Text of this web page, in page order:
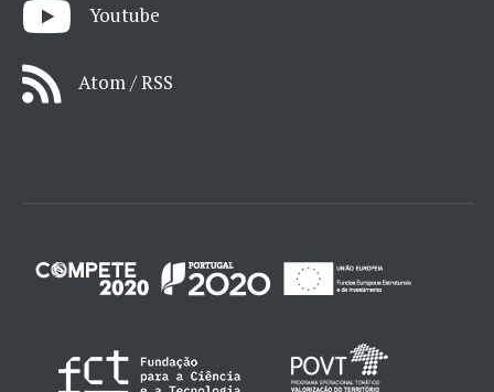
Youtube
Atom / RSS